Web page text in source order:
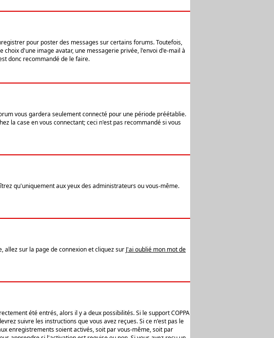
pour poster des messages sur certains forums. Toutefois,
d'une image avatar, une messagerie privée, l'envoi d'e-mail à
donc recommandé de le faire.
vous gardera seulement connecté pour une période préétablie.
la case en vous connectant; ceci n'est pas recommandé si vous
qu'uniquement aux yeux des administrateurs ou vous-même.
allez sur la page de connexion et cliquez sur J'ai oublié mon mot de
été entrés, alors il y a deux possibilités. Si le support COPPA
suivre les instructions que vous avez reçues. Si ce n'est pas le
enregistrements soient activés, soit par vous-même, soit par